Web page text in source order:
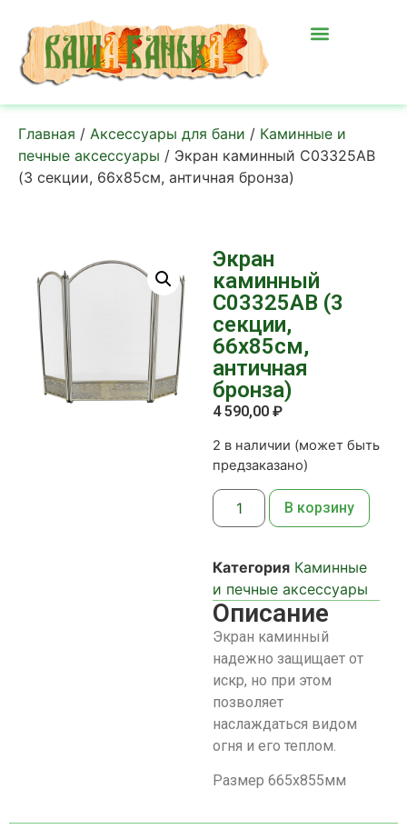
Главная / Аксессуары для бани / Каминные и
печные аксессуары / Экран каминный C03325АВ
(3 секции, 66х85см, античная бронза)
Экран
каминный
C03325АВ (3
секции,
66х85см,
античная
бронза)
4 590,00 ₽
2 в наличии (может быть
предзаказано)
В корзину
Категория Каминные
и печные аксессуары
Описание
Экран каминный
надежно защищает от
искр, но при этом
позволяет
наслаждаться видом
огня и его теплом.
Размер 665х855мм